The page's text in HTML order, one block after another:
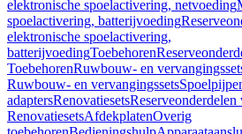
elektronische spoelactivering, netvoeding
spoelactivering, batterijvoeding
elektronische spoelactivering,
batterijvoedingToebehoren
ToebehorenRuwbouw- en
Ruwbouw- en vervangingssets
adaptersRenovatiesetsReserveonderdelen
RenovatiesetsAfdekplatenOverig